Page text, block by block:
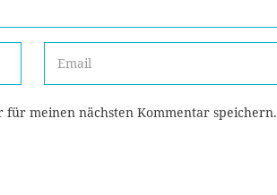
für meinen nächsten Kommentar speichern.